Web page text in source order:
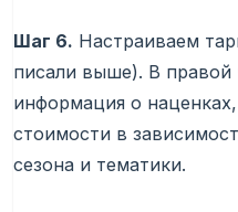
Шаг 6. Настраиваем
писали выше). В правой
информация о
стоимости в
сезона и тематики.